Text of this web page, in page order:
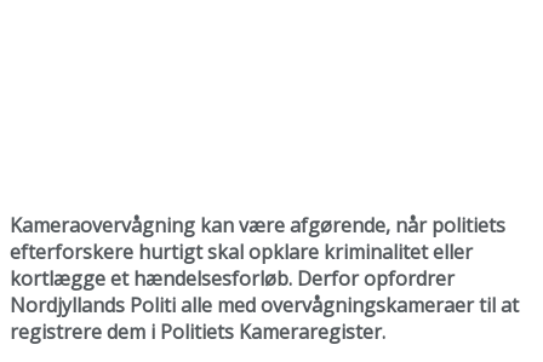
Kameraovervågning kan være afgørende, når politiets
efterforskere hurtigt skal opklare kriminalitet eller
kortlægge et hændelsesforløb. Derfor opfordrer
Nordjyllands Politi alle med overvågningskameraer til at
registrere dem i Politiets Kameraregister.